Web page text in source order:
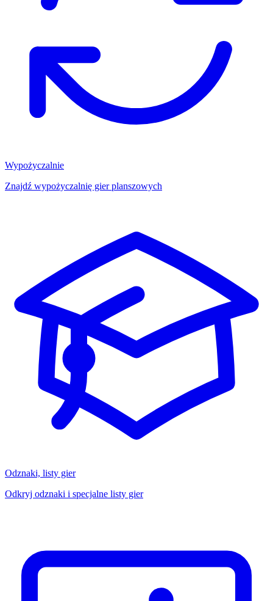
Wypożyczalnie
Znajdź wypożyczalnię gier planszowych
Odznaki, listy gier
Odkryj odznaki i specjalne listy gier